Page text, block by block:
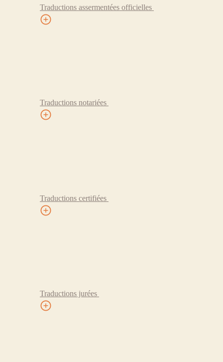
Traductions assermentées officielles
Traductions notariées
Traductions certifiées
Traductions jurées